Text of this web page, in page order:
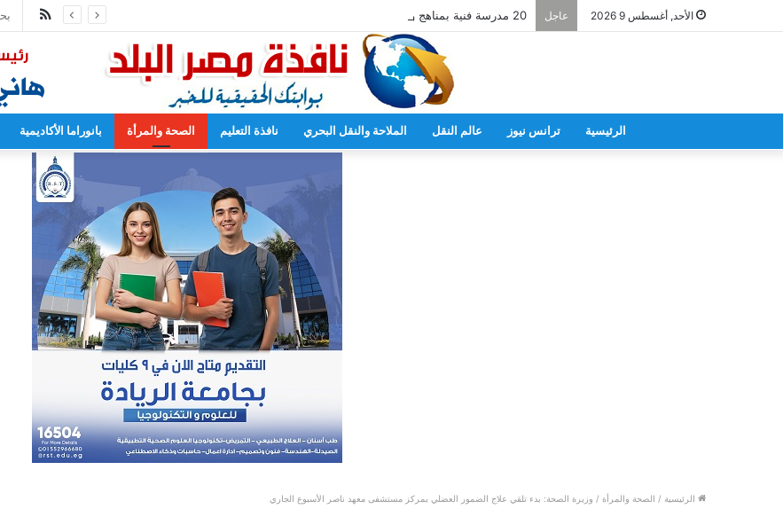
الأحد, أغسطس 9 2026 عاجل 20 مدرسة فنية بمناهج ومعايير يابانية
ملخص
الموقع
RSS
الرئيسية ترانس نيوز عالم النقل الملاحة والنقل البحري نافذة التعليم الصحة والمرأة بانوراما الأكاديمية
الرئيسية / الصحة والمرأة / وزيرة الصحة: بدء تلقي علاج الضمور العضلي بمركز مستشفى معهد ناصر الأسبوع الجاري